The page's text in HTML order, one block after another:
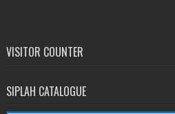
VISITOR COUNTER
SIPLAH CATALOGUE